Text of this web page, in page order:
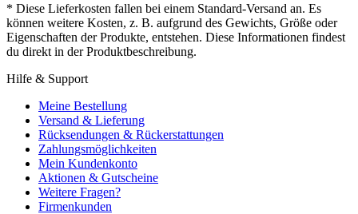
* Diese Lieferkosten fallen bei einem Standard-Versand an. Es
können weitere Kosten, z. B. aufgrund des Gewichts, Größe oder
Eigenschaften der Produkte, entstehen. Diese Informationen findest
du direkt in der Produktbeschreibung.
Hilfe & Support
Meine Bestellung
Versand & Lieferung
Rücksendungen & Rückerstattungen
Zahlungsmöglichkeiten
Mein Kundenkonto
Aktionen & Gutscheine
Weitere Fragen?
Firmenkunden